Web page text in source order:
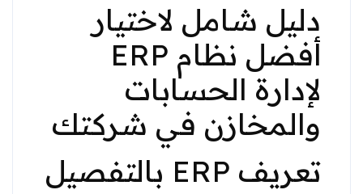
دليل شامل لاختيار
أفضل نظام ERP
لإدارة الحسابات
والمخازن في شركتك
تعريف ERP بالتفصيل